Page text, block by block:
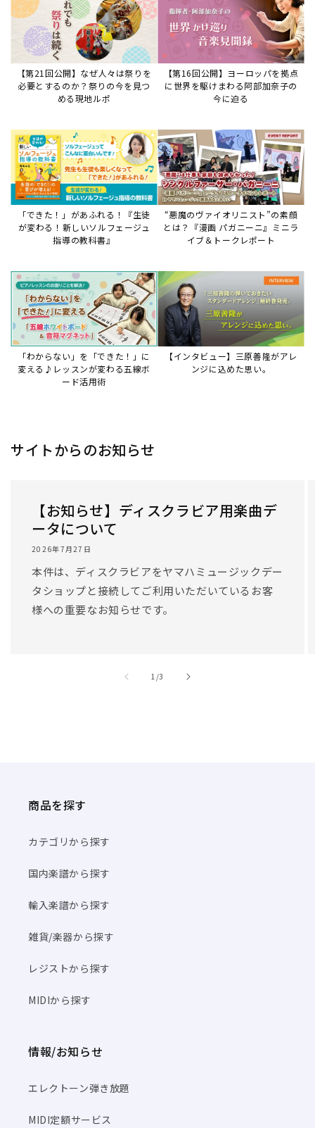
【第21回公開】なぜ人々は祭りを
必要とするのか？祭りの今を見つ
める現地ルポ
【第16回公開】ヨーロッパを拠点
に世界を駆けまわる阿部加奈子の
今に迫る
「できた！」があふれる！『生徒
が変わる！新しいソルフェージュ
指導の教科書』
“悪魔のヴァイオリニスト”の素顔
とは？『漫画 パガニーニ』ミニラ
イブ＆トークレポート
「わからない」を「できた！」に
変える♪レッスンが変わる五線ボ
ード活用術
【インタビュー】三原善隆がアレ
ンジに込めた思い。
サイトからのお知らせ
【お知らせ】ディスクラビア用楽曲デ
ータについて
2026年7月27日
本件は、ディスクラビアをヤマハミュージックデー
タショップと接続してご利用いただいているお客
様への重要なお知らせです。
1 //3
商品を探す
カテゴリから探す
国内楽譜から探す
輸入楽譜から探す
雑貨/楽器から探す
レジストから探す
MIDIから探す
情報/お知らせ
エレクトーン弾き放題
MIDI定額サービス